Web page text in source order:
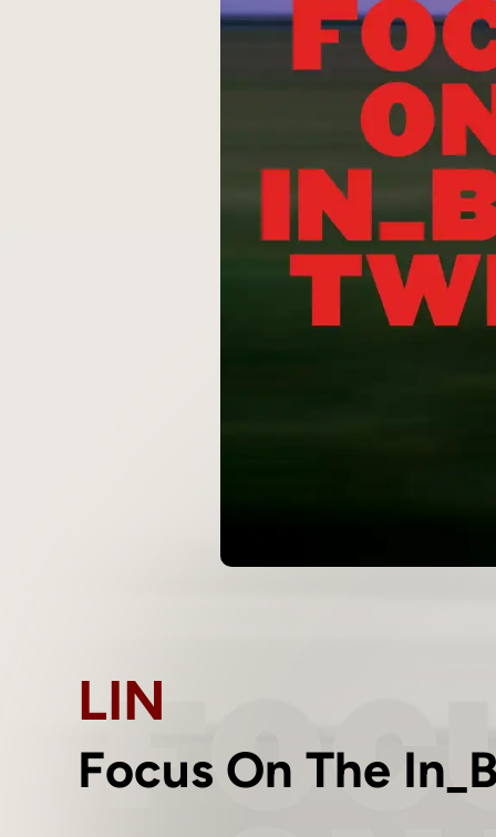
LIN
Focus On The